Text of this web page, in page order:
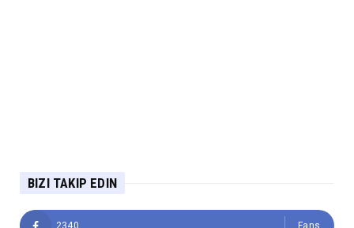
BIZI TAKIP EDIN
2340 Fans